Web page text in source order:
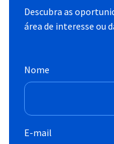
Descubra as
área de interesse ou
Nome
E-mail